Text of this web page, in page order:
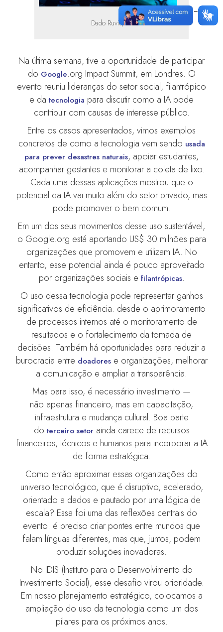
Dado Ruvic/REUTERS
Na última semana, tive a oportunidade de participar
do Google.org Impact Summit, em Londres. O
evento reuniu lideranças do setor social, filantrópico
e datecnologia para discutir como a IA pode
contribuir com causas de interesse público.
Entre os casos apresentados, vimos exemplos
concretos de como a tecnologia vem sendo usada
para prever desastres naturais, apoiar estudantes,
acompanhar gestantes e monitorar a coleta de lixo.
Cada uma dessas aplicações mostrou que o
potencial da IA vai muito além do setor privado, mas
pode promover o bem comum.
Em um dos seus movimentos desse uso sustentável,
o Google.org está aportando US$ 30 milhões para
organizações que promovem e utilizam IA. No
entanto, esse potencial ainda é pouco aproveitado
por organizações sociais e filantrópicas.
O uso dessa tecnologia pode representar ganhos
significativos de eficiência: desde o aprimoramento
de processos internos até o monitoramento de
resultados e o fortalecimento da tomada de
decisões. Também há oportunidades para reduzir a
burocracia entre doadorese organizações, melhorar
a comunicação e ampliar a transparência.
Mas para isso, é necessário investimento —
não apenas financeiro, mas em capacitação,
infraestrutura e mudança cultural. Boa parte
do terceiro setor ainda carece de recursos
financeiros, técnicos e humanos para incorporar a IA
de forma estratégica.
Como então aproximar essas organizações do
universo tecnológico, que é disruptivo, acelerado,
orientado a dados e pautado por uma lógica de
escala? Essa foi uma das reflexões centrais do
evento: é preciso criar pontes entre mundos que
falam línguas diferentes, mas que, juntos, podem
produzir soluções inovadoras.
No IDIS (Instituto para o Desenvolvimento do
Investimento Social), esse desafio virou prioridade.
Em nosso planejamento estratégico, colocamos a
ampliação do uso da tecnologia como um dos
pilares para os próximos anos.